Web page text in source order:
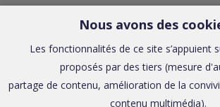
Nous avons des
Les fonctionnalités de ce site s’appuient
proposés par des tiers (mesure
partage de contenu, amélioration de la
contenu multimédia).